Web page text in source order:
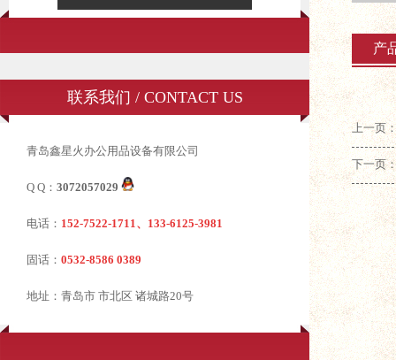
联系我们 / CONTACT US
青岛鑫星火办公用品设备有限公司
Q Q： 3072057029
电话： 152-7522-1711、133-6125-3981
固话： 0532-8586 0389
地址：青岛市 市北区 诸城路20号
产
上一页
下一页